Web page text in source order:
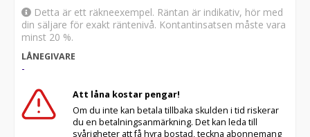
Detta är ett räkneexempel. Räntan är indikativ, hör med
din säljare för exakt räntenivå. Kontantinsatsen måste vara
minst 20 %.
LÅNEGIVARE
-
Att låna kostar pengar!
Om du inte kan betala tillbaka skulden i tid riskerar
du en betalningsanmärkning. Det kan leda till
svårigheter att få hyra bostad, teckna abonnemang